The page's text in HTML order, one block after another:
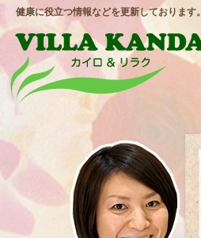
健康に役立つ情報などを更新しております。